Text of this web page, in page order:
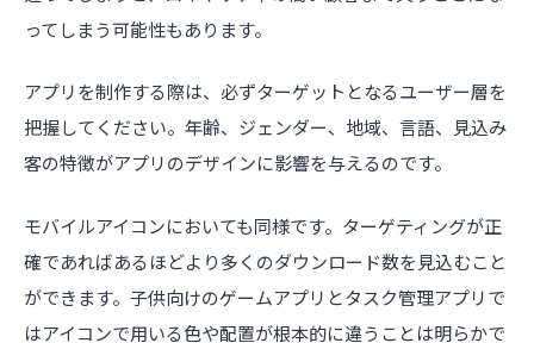
ってしまう可能性もあります。
アプリを制作する際は、必ずターゲットとなるユーザー層を
把握してください。年齢、ジェンダー、地域、言語、見込み
客の特徴がアプリのデザインに影響を与えるのです。
モバイルアイコンにおいても同様です。ターゲティングが正
確であればあるほどより多くのダウンロード数を見込むこと
ができます。子供向けのゲームアプリとタスク管理アプリで
はアイコンで用いる色や配置が根本的に違うことは明らかで